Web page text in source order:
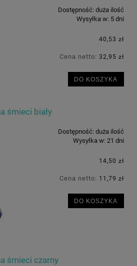
Dostępność: duża ilość
Wysyłka w: 5 dni
40,53 zł
Cena netto: 32,95 zł
DO KOSZYKA
śmieci biały
Dostępność: duża ilość
Wysyłka w: 21 dni
14,50 zł
Cena netto: 11,79 zł
DO KOSZYKA
śmieci czarny